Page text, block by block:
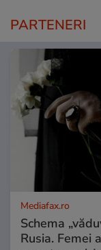
PARTENERI
Mediafax.ro
Schema
Rusia. Femei